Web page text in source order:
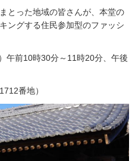
とった地域の皆さんが、本堂の
ングする住民参加型のファッシ
午前10時30分～11時20分、午後
番地）